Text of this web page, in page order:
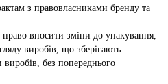
з правовласниками бренду та
вносити зміни до упакування,
виробів, що зберігають
виробів, без попереднього